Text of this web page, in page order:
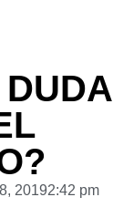
20192:42 pm